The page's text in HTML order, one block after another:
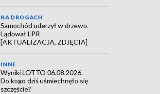
NA DROGACH
Samochód uderzył w drzewo.
Lądował LPR
[AKTUALIZACJA, ZDJĘCIA]
INNE
Wyniki LOTTO 06.08.2026.
Do kogo dziś uśmiechnęło się
szczęście?